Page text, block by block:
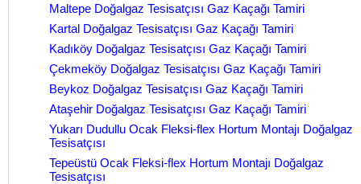
Maltepe Doğalgaz Tesisatçısı Gaz Kaçağı Tamiri
Kartal Doğalgaz Tesisatçısı Gaz Kaçağı Tamiri
Kadıköy Doğalgaz Tesisatçısı Gaz Kaçağı Tamiri
Çekmeköy Doğalgaz Tesisatçısı Gaz Kaçağı Tamiri
Beykoz Doğalgaz Tesisatçısı Gaz Kaçağı Tamiri
Ataşehir Doğalgaz Tesisatçısı Gaz Kaçağı Tamiri
Yukarı Dudullu Ocak Fleksi-flex Hortum Montajı Doğalgaz
Tesisatçısı
Tepeüstü Ocak Fleksi-flex Hortum Montajı Doğalgaz
Tesisatçısı